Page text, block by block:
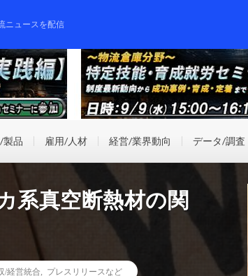
ニュースを配信
製品 雇用/人材 経営/業界動向 データ/調査
系真空断熱材の関
/経営統合 プレスリリースなど